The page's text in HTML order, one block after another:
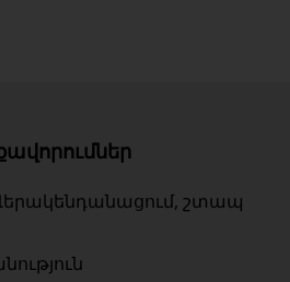
շտապ